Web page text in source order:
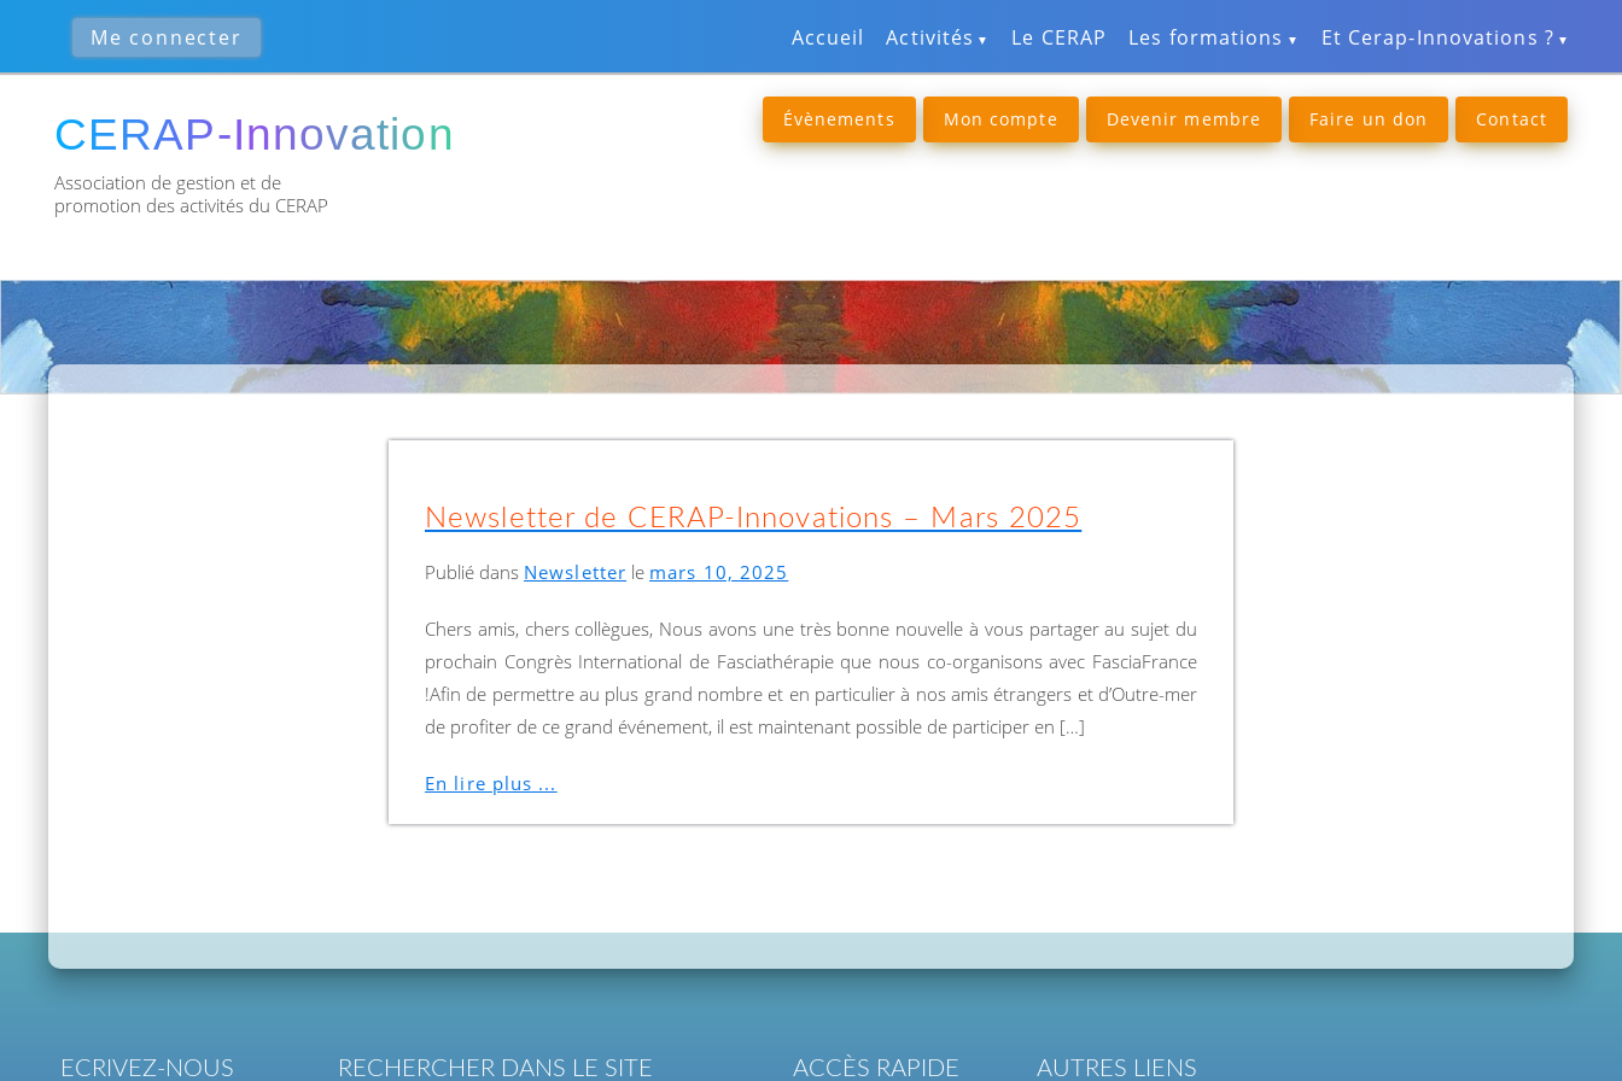
Accueil Activités Le CERAP Les formations Et Cerap-Innovations ?
Association de gestion et de
promotion des activités du CERAP
Contact
Faire un don
Devenir membre
Mon compte
Évènements
Newsletter de CERAP-Innovations – Mars 2025
Publié dans Newsletter le mars 10, 2025
Chers amis, chers collègues, Nous avons une très bonne nouvelle à vous partager au sujet du
prochain Congrès International de Fasciathérapie que nous co-organisons avec FasciaFrance
!Afin de permettre au plus grand nombre et en particulier à nos amis étrangers et d’Outre-mer
de profiter de ce grand événement, il est maintenant possible de participer en […]
En lire plus ...
ECRIVEZ-NOUS RECHERCHER DANS LE SITE ACCÈS RAPIDE AUTRES LIENS